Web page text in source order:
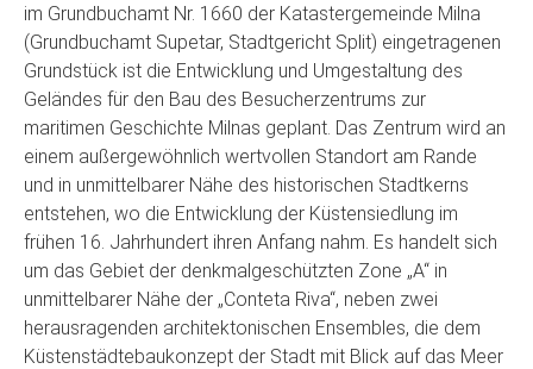
im Grundbuchamt Nr. 1660 der Katastergemeinde Milna
(Grundbuchamt Supetar, Stadtgericht Split) eingetragenen
Grundstück ist die Entwicklung und Umgestaltung des
Geländes für den Bau des Besucherzentrums zur
maritimen Geschichte Milnas geplant. Das Zentrum wird an
einem außergewöhnlich wertvollen Standort am Rande
und in unmittelbarer Nähe des historischen Stadtkerns
entstehen, wo die Entwicklung der Küstensiedlung im
frühen 16. Jahrhundert ihren Anfang nahm. Es handelt sich
um das Gebiet der denkmalgeschützten Zone „A“ in
unmittelbarer Nähe der „Conteta Riva“, neben zwei
herausragenden architektonischen Ensembles, die dem
Küstenstädtebaukonzept der Stadt mit Blick auf das Meer